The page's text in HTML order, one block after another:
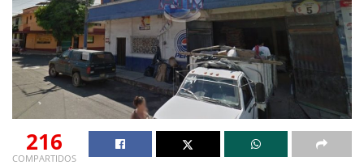
216
COMPARTIDOS